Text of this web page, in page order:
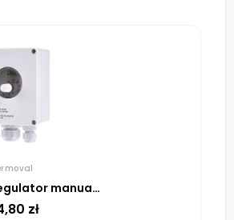
THERMOVAL Regulator manualny UTR 60
zł